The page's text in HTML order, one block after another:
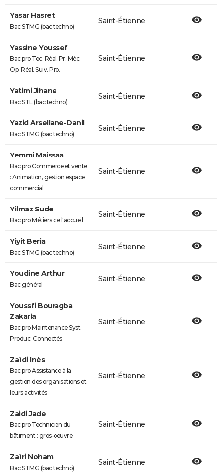
Yasar Hasret
Bac STMG (bac techno)
Saint-Étienne
Yassine Youssef
Bac pro Tec. Réal. Pr. Méc.
Op. Réal. Suiv. Pro.
Saint-Étienne
Yatimi Jihane
Bac STL (bac techno)
Saint-Étienne
Yazid Arsellane-Danil
Bac STMG (bac techno)
Saint-Étienne
Yemmi Maissaa
Bac pro Commerce et vente
: Animation, gestion espace
commercial
Saint-Étienne
Yilmaz Sude
Bac pro Métiers de l'accueil
Saint-Étienne
Yiyit Beria
Bac STMG (bac techno)
Saint-Étienne
Youdine Arthur
Bac général
Saint-Étienne
Youssfi Bouragba
Zakaria
Bac pro Maintenance Syst.
Produc. Connectés
Saint-Étienne
Zaïdi Inès
Bac pro Assistance à la
gestion des organisations et
leurs activités
Saint-Étienne
Zaidi Jade
Bac pro Technicien du
bâtiment : gros-oeuvre
Saint-Étienne
Zaïri Noham
Bac STMG (bac techno)
Saint-Étienne